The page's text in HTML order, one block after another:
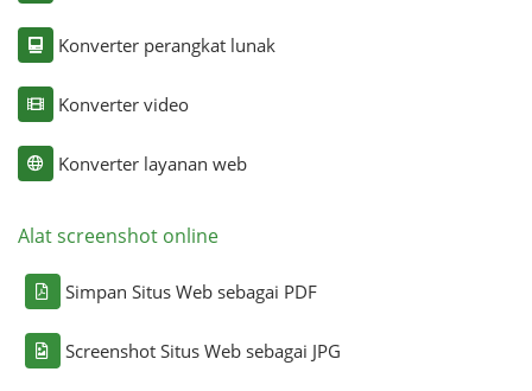
Konverter perangkat lunak
Konverter video
Konverter layanan web
Alat screenshot online
Simpan Situs Web sebagai PDF
Screenshot Situs Web sebagai JPG